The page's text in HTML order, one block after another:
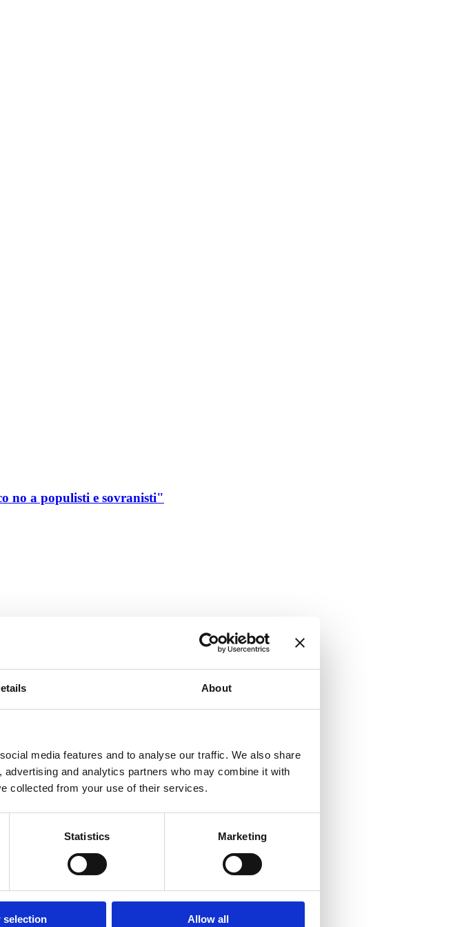
About
media features and to analyse our traffic. We also share
and analytics partners who may combine it with
collected from your use of their services.
Statistics Marketing
selection Allow all
no a populisti e sovranisti"
Duomo”